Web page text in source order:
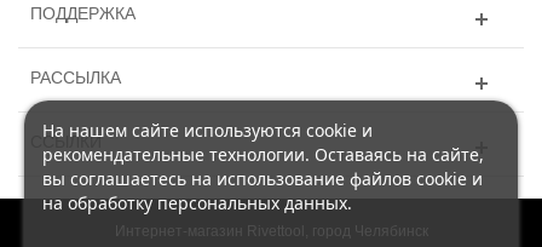
ПОДДЕРЖКА
РАССЫЛКА
ССЫЛКИ
На нашем сайте используются cookie и
рекомендательные технологии. Оставаясь на сайте,
вы соглашаетесь на использование файлов cookie и
на обработку персональных данных.
Интернет-магазин Rivettool, город Челябинск